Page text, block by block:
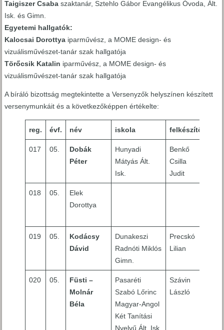
Taigiszer Csaba szaktanár, Sztehlo Gábor Evangélikus Óvoda, Ált.
Isk. és Gimn.
Egyetemi hallgatók:
Kalocsai Dorottya iparművész, a MOME design- és
vizuálisművészet-tanár szak hallgatója
Törőcsik Katalin iparművész, a MOME design- és
vizuálisművészet-tanár szak hallgatója
A bíráló bizottság megtekintette a Versenyzők helyszínen készített
versenymunkáit és a következőképpen értékelte:
reg. évf. név iskola felkészítő
017 05.
Dobák
Péter
Hunyadi
Mátyás Ált.
Isk.
Benkő
Csilla
Judit
018 05.
Elek
Dorottya
019 05.
Kodácsy
Dávid
Dunakeszi
Radnóti Miklós
Gimn.
Precskó
Lilian
020 05.
Füsti –
Molnár
Béla
Pasaréti
Szabó Lőrinc
Magyar-Angol
Két Tanítási
Nyelvű Ált. Isk.
Szávin
László